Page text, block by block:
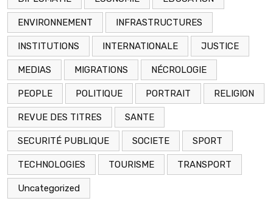
ENVIRONNEMENT INFRASTRUCTURES
INSTITUTIONS INTERNATIONALE JUSTICE
MEDIAS MIGRATIONS NÉCROLOGIE
PEOPLE POLITIQUE PORTRAIT RELIGION
REVUE DES TITRES SANTE
SECURITÉ PUBLIQUE SOCIETE SPORT
TECHNOLOGIES TOURISME TRANSPORT
Uncategorized